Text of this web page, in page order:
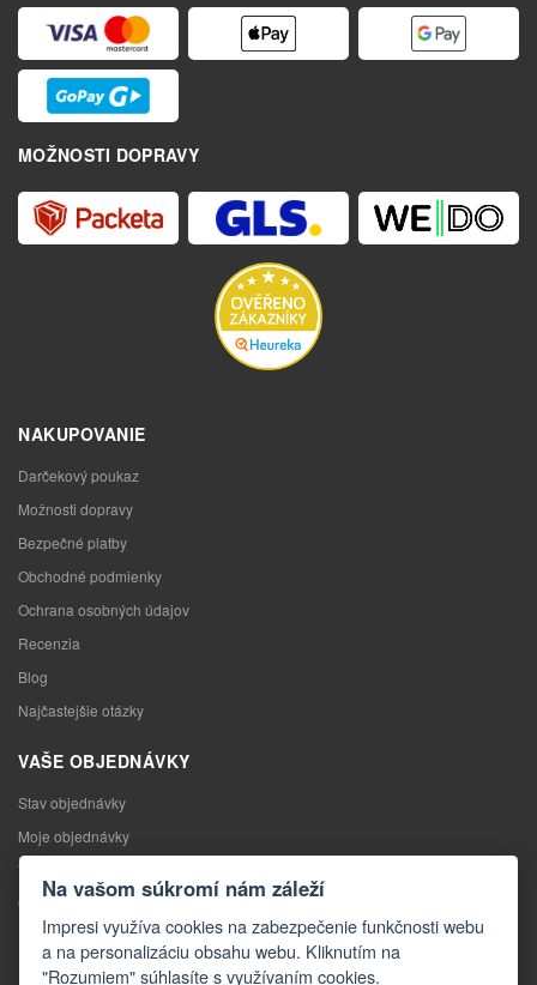
MOŽNOSTI DOPRAVY
NAKUPOVANIE
Darčekový poukaz
Možnosti dopravy
Bezpečné platby
Obchodné podmienky
Ochrana osobných údajov
Recenzia
Blog
Najčastejšie otázky
VAŠE OBJEDNÁVKY
Stav objednávky
Moje objednávky
Výmena tovaru
Odstúpenie od kúpnej zmluvy
Reklamácia
Na vašom súkromí nám záleží
Impresi využíva cookies na zabezpečenie funkčnosti webu
a na personalizáciu obsahu webu. Kliknutím na
"Rozumiem" súhlasíte s využívaním cookies.